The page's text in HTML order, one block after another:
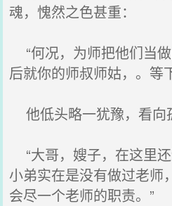
魂，愧然之色甚重：
“何况，为师把他们当
后就你的师叔师姑，。等
他低头略一犹豫，看向
“大哥，嫂子，在这里还
小弟实在是没有做过老师
会尽一个老师的职责。”